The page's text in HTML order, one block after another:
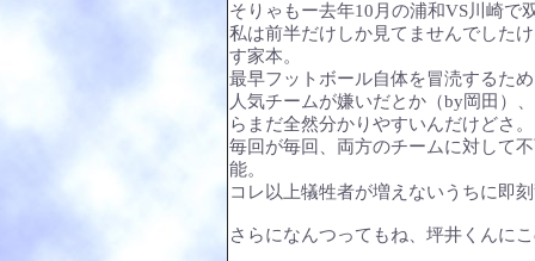
そりゃもー去年10月の浦和VS川崎で
私は前半だけしか見てませんでした
す家本。
最早フットボール自体を冒涜するた
人気チームが嫌いだとか（by岡田）
らまだ全然分かりやすいんだけどさ
毎回が毎回、両方のチームに対して
能。
コレ以上犠牲者が増えないうちに即
さらになんつってもね、坪井くんに